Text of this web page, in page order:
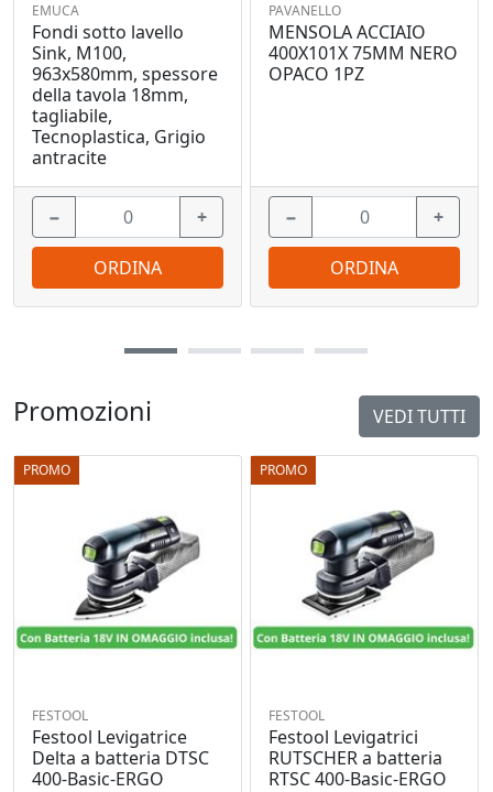
Promozioni VEDI TUTTI
PROMO
FESTOOL
Festool Levigatrice
Delta a batteria DTSC
400-Basic-ERGO
PROMO
FESTOOL
Festool Levigatrici
RUTSCHER a batteria
RTSC 400-Basic-ERGO
EMUCA
Fondi sotto lavello
Sink, M100,
963x580mm, spessore
della tavola 18mm,
tagliabile,
Tecnoplastica, Grigio
antracite
− +
ORDINA
PAVANELLO
MENSOLA ACCIAIO
400X101X 75MM NERO
OPACO 1PZ
− +
ORDINA